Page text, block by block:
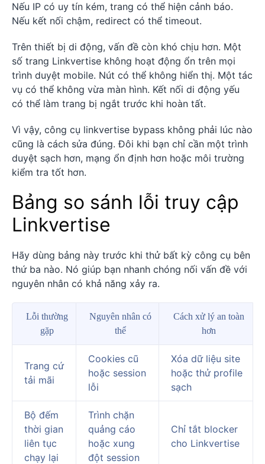
Nếu IP có uy tín kém, trang có thể hiện cảnh báo.
Nếu kết nối chậm, redirect có thể timeout.
Trên thiết bị di động, vấn đề còn khó chịu hơn. Một
số trang Linkvertise không hoạt động ổn trên mọi
trình duyệt mobile. Nút có thể không hiển thị. Một tác
vụ có thể không vừa màn hình. Kết nối di động yếu
có thể làm trang bị ngắt trước khi hoàn tất.
Vì vậy, công cụ linkvertise bypass không phải lúc nào
cũng là cách sửa đúng. Đôi khi bạn chỉ cần một trình
duyệt sạch hơn, mạng ổn định hơn hoặc môi trường
kiểm tra tốt hơn.
Bảng so sánh lỗi truy cập
Linkvertise
Hãy dùng bảng này trước khi thử bất kỳ công cụ bên
thứ ba nào. Nó giúp bạn nhanh chóng nối vấn đề với
nguyên nhân có khả năng xảy ra.
Lỗi thường
gặp
Nguyên nhân có
thể
Cách xử lý an toàn
hơn
Trang cứ
tải mãi
Cookies cũ
hoặc session
lỗi
Xóa dữ liệu site
hoặc thử profile
sạch
Bộ đếm
thời gian
liên tục
chạy lại
Trình chặn
quảng cáo
hoặc xung
đột session
Chỉ tắt blocker
cho Linkvertise